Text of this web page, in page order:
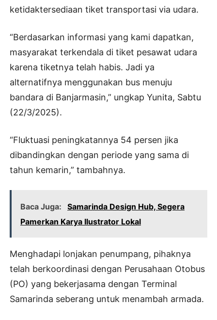
ketidaktersediaan tiket transportasi via udara.
“Berdasarkan informasi yang kami dapatkan,
masyarakat terkendala di tiket pesawat udara
karena tiketnya telah habis. Jadi ya
alternatifnya menggunakan bus menuju
bandara di Banjarmasin,” ungkap Yunita, Sabtu
(22/3/2025).
“Fluktuasi peningkatannya 54 persen jika
dibandingkan dengan periode yang sama di
tahun kemarin,” tambahnya.
Baca Juga:
Samarinda Design Hub, Segera
Pamerkan Karya Ilustrator Lokal
Menghadapi lonjakan penumpang, pihaknya
telah berkoordinasi dengan Perusahaan Otobus
(PO) yang bekerjasama dengan Terminal
Samarinda seberang untuk menambah armada.